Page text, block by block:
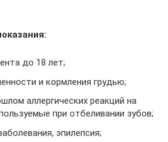
до 18 лет;
и кормления грудью;
аллергических реакций на
при отбеливании зубов;
эпилепсия;